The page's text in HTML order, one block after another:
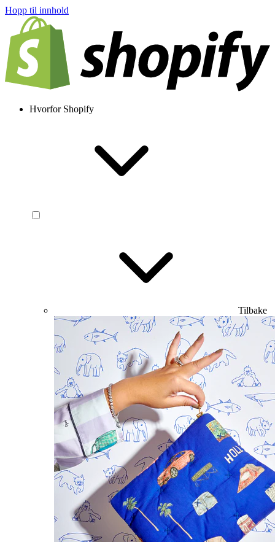
Hopp til innhold
Hvorfor Shopify
Tilbake